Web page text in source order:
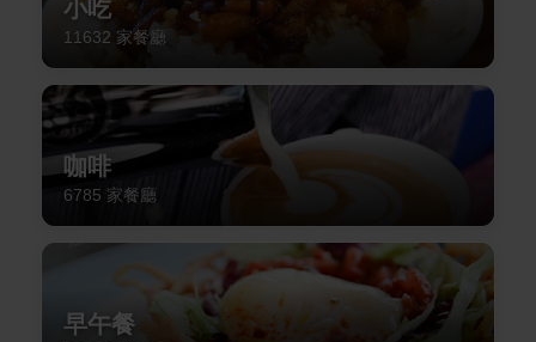
小吃
11632 家餐廳
咖啡
6785 家餐廳
早午餐